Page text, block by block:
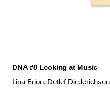
DNA #8 Looking at Music
Lina Brion, Detlef Diederichsen